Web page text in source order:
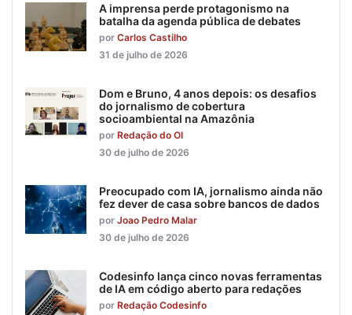
A imprensa perde protagonismo na
batalha da agenda pública de debates
por Carlos Castilho
31 de julho de 2026
Dom e Bruno, 4 anos depois: os desafios
do jornalismo de cobertura
socioambiental na Amazônia
por Redação do OI
30 de julho de 2026
Preocupado com IA, jornalismo ainda não
fez dever de casa sobre bancos de dados
por Joao Pedro Malar
30 de julho de 2026
Codesinfo lança cinco novas ferramentas
de IA em código aberto para redações
por Redação Codesinfo